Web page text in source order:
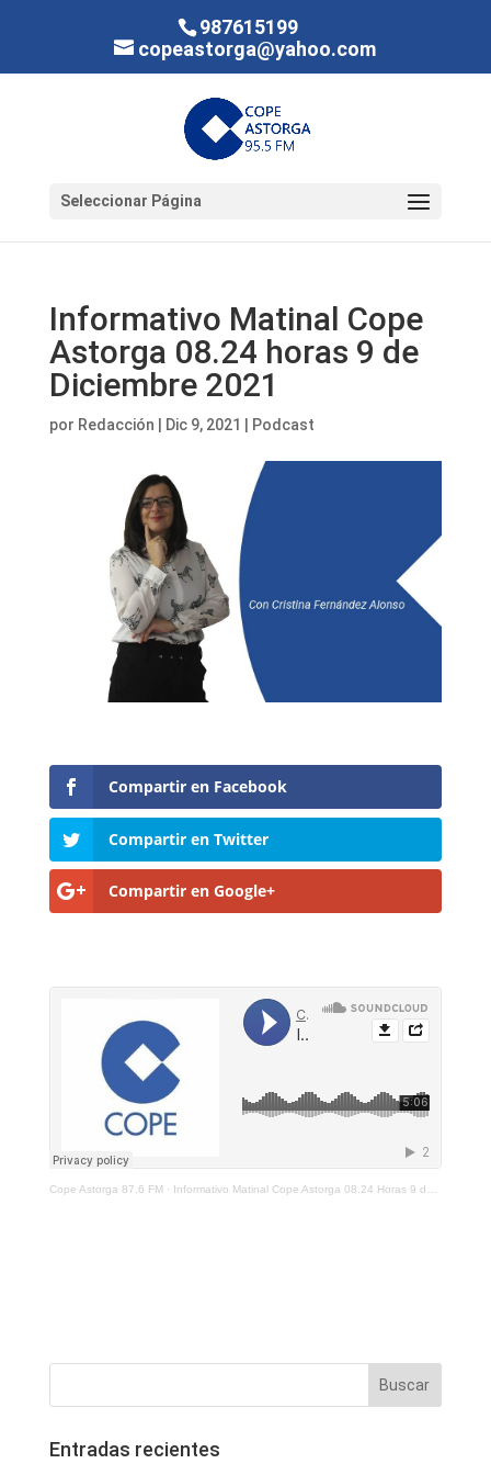
987615199
copeastorga@yahoo.com
Seleccionar Página
Informativo Matinal Cope
Astorga 08.24 horas 9 de
Diciembre 2021
por Redacción Dic 9, 2021 Podcast
Compartir en Facebook
Compartir en Twitter
Compartir en Google+
Cope Astorga 87.6 FM· Informativo Matinal Cope Astorga 08.24 Horas 9 de Diciembre 2021
Entradas recientes